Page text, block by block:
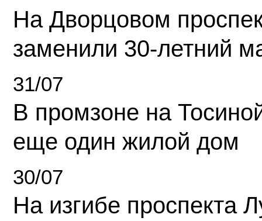
На Дворцовом
заменили 30-летний
31/07
В промзоне на
еще один жилой дом
30/07
На изгибе проспекта